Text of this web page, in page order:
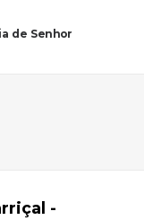
de Senhor
-